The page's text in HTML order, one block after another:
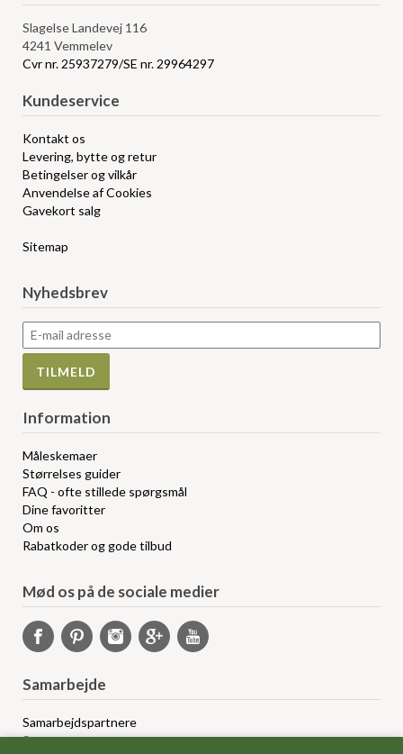
Slagelse Landevej 116
4241 Vemmelev
Cvr nr. 25937279/SE nr. 29964297
Kundeservice
Kontakt os
Levering, bytte og retur
Betingelser og vilkår
Anvendelse af Cookies
Gavekort salg
Sitemap
Nyhedsbrev
Information
Måleskemaer
Størrelses guider
FAQ - ofte stillede spørgsmål
Dine favoritter
Om os
Rabatkoder og gode tilbud
Mød os på de sociale medier
Samarbejde
Samarbejdspartnere
Sponsorprogram